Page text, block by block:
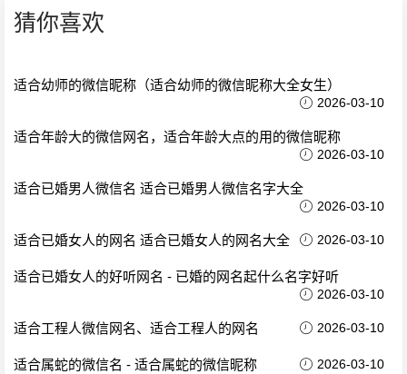
猜你喜欢
适合幼师的微信昵称（适合幼师的微信昵称大全女生）
2026-03-10
适合年龄大的微信网名，适合年龄大点的用的微信昵称
2026-03-10
适合已婚男人微信名 适合已婚男人微信名字大全
2026-03-10
适合已婚女人的网名 适合已婚女人的网名大全 2026-03-10
适合已婚女人的好听网名 - 已婚的网名起什么名字好听
2026-03-10
适合工程人微信网名、适合工程人的网名 2026-03-10
适合属蛇的微信名 - 适合属蛇的微信昵称 2026-03-10